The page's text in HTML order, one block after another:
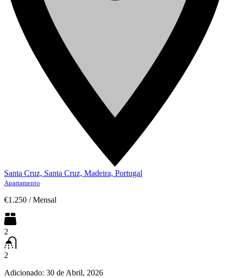
Santa Cruz, Santa Cruz, Madeira, Portugal
Apartamento
€1.250 / Mensal
2
2
Adicionado: 30 de Abril, 2026